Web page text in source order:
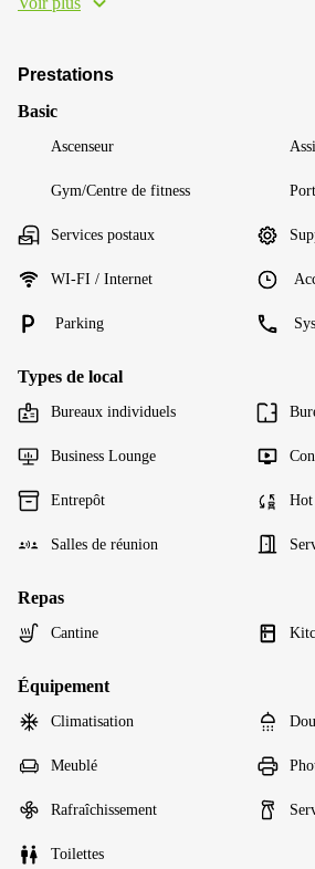
Prestations
Basic
Ascenseur
Gym/Centre de fitness
Services postaux
WI-FI / Internet
Parking
Types de local
Bureaux individuels
Business Lounge
Entrepôt Hot
Salles de réunion
Repas
Cantine
Équipement
Climatisation
Meublé
Rafraîchissement
Toilettes